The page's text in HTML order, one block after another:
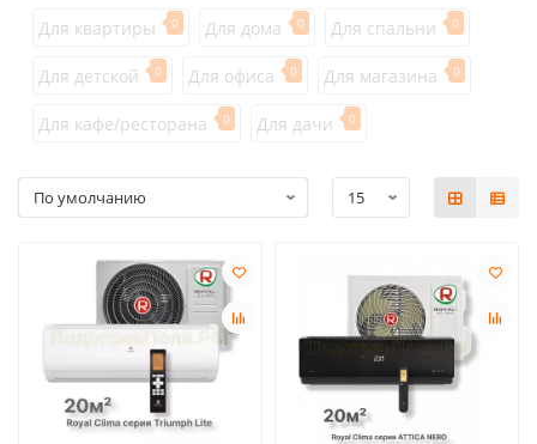
Для квартиры 0 Для дома 0 Для спальни 0
Для детской 0 Для офиса 0 Для магазина 0
Для кафе/ресторана 0 Для дачи 0